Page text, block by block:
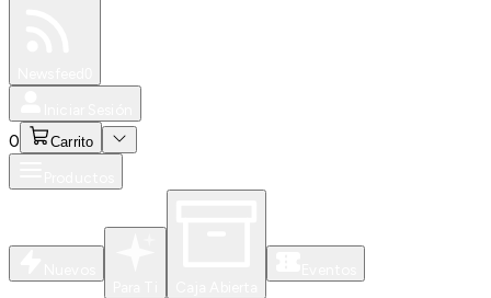
0 Carrito